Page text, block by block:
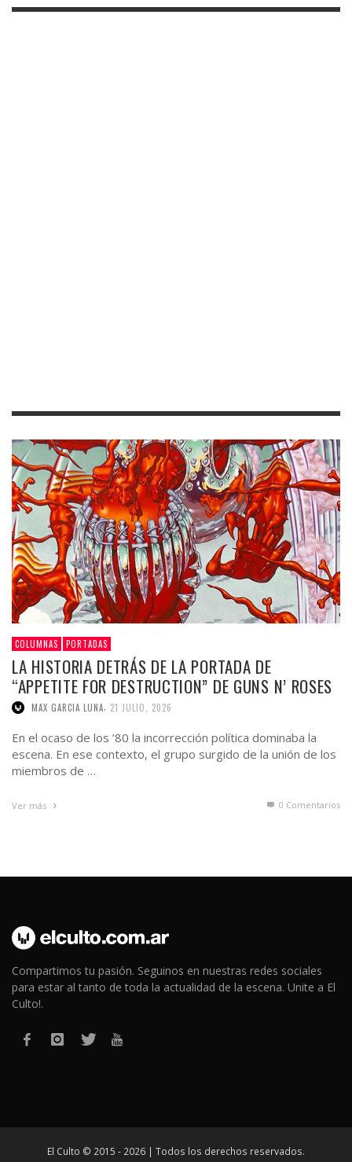
COLUMNAS PORTADAS
LA HISTORIA DETRÁS DE LA PORTADA DE
“APPETITE FOR DESTRUCTION” DE GUNS N’ ROSES
MAX GARCIA LUNA 21 JULIO, 2026
En el ocaso de los ’80 la incorrección política dominaba la
escena. En ese contexto, el grupo surgido de la unión de los
miembros de …
Ver más 0 Comentarios
Compartimos tu pasión. Seguinos en nuestras redes sociales
para estar al tanto de toda la actualidad de la escena. Unite a El
Culto!.
El Culto © 2015 - 2026 | Todos los derechos reservados.